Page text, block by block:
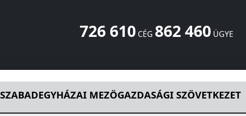
726 610CÉG 862 460ÜGYE
SZABADEGYHÁZAI MEZÖGAZDASÁGI SZÖVETKEZET